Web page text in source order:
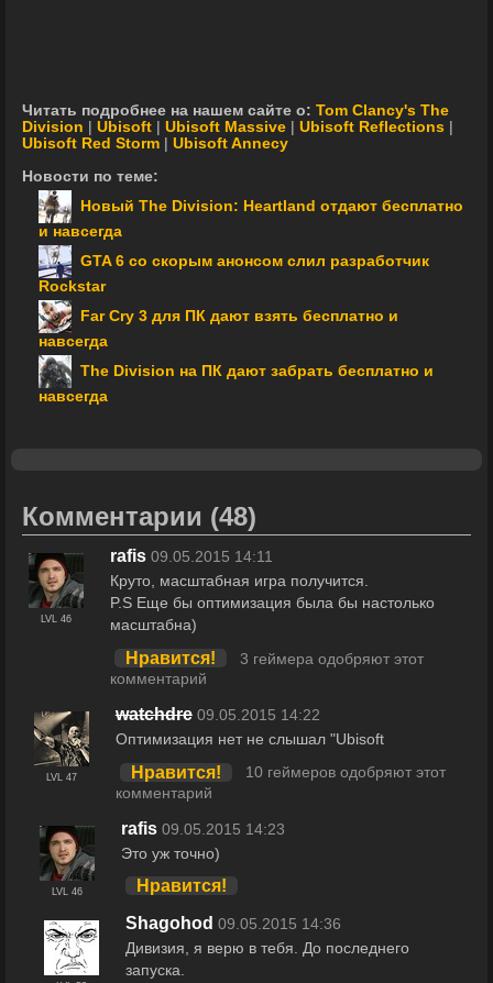
Читать подробнее на нашем сайте о: Tom Clancy's The
Division
Ubisoft Ubisoft Massive Ubisoft Reflections
Ubisoft Red Storm
Ubisoft Annecy
Новости по теме:
Новый The Division: Heartland отдают бесплатно
и навсегда
GTA 6 со скорым анонсом слил разработчик
Rockstar
Far Cry 3 для ПК дают взять бесплатно и
навсегда
The Division на ПК дают забрать бесплатно и
навсегда
Комментарии (48)
LVL 46
rafis 09.05.2015 14:11
Круто, масштабная игра получится.
P.S Еще бы оптимизация была бы настолько
масштабна)
Нравится!
3 геймера одобряют этот
комментарий
LVL 47
watchdre 09.05.2015 14:22
Оптимизация нет не слышал "Ubisoft
Нравится!
10 геймеров одобряют этот
комментарий
LVL 46
rafis 09.05.2015 14:23
Это уж точно)
Нравится!
Shagohоd 09.05.2015 14:36
Дивизия, я верю в тебя. До последнего
запуска.